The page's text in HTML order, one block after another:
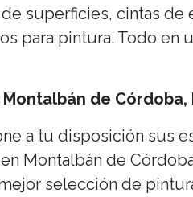
superficies, cintas
para pintura. Todo en
de Córdoba,
a tu disposición sus
Montalbán de
selección de